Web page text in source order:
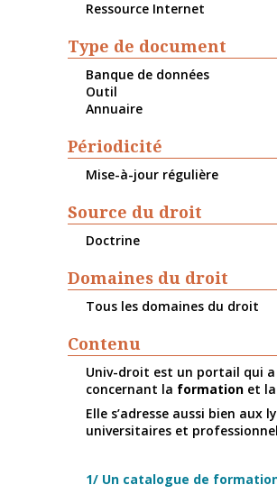
Ressource Internet
Type de document
Banque de données
Outil
Annuaire
Périodicité
Mise-à-jour régulière
Source du droit
Doctrine
Domaines du droit
Tous les domaines du droit
Contenu
Univ-droit est un portail qui
concernant la formation et la
Elle s’adresse aussi bien
universitaires et
1/ Un catalogue de